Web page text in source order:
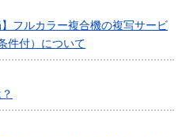
フルカラー複合機の複写サービ
件付）について